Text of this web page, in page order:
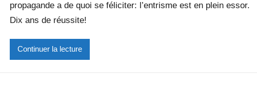
i
r
i
l
propagande a de quoi se féliciter: l’entrisme est en plein essor.
Dix ans de réussite!
Continuer la lecture